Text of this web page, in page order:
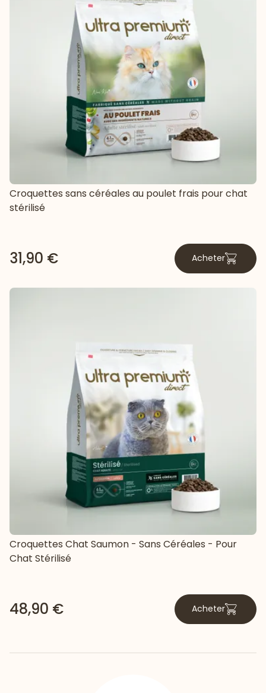
Croquettes sans céréales au poulet frais pour chat
stérilisé
31,90 € Acheter
Croquettes Chat Saumon - Sans Céréales - Pour
Chat Stérilisé
48,90 € Acheter